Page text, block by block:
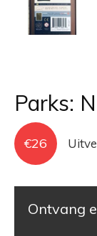
Parks:
€26
Ontvang